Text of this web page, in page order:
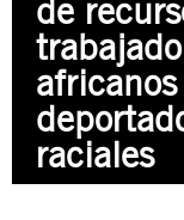
PRENSA
de
raciales